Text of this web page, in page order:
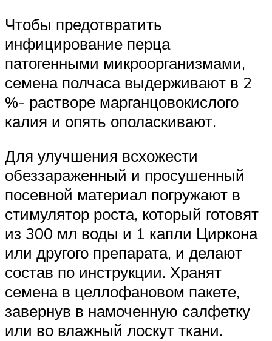
Чтобы предотвратить
инфицирование перца
патогенными микроорганизмами,
семена полчаса выдерживают в 2
%- растворе марганцовокислого
калия и опять ополаскивают.
Для улучшения всхожести
обеззараженный и просушенный
посевной материал погружают в
стимулятор роста, который готовят
из 300 мл воды и 1 капли Циркона
или другого препарата, и делают
состав по инструкции. Хранят
семена в целлофановом пакете,
завернув в намоченную салфетку
или во влажный лоскут ткани.